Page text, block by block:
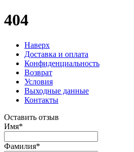
404
Наверх
Доставка и оплата
Конфиденциальность
Возврат
Условия
Выходные данные
Контакты
Оставить отзыв
Имя*
Фамилия*